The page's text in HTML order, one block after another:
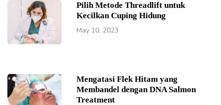
Pilih Metode Threadlift untuk
Kecilkan Cuping Hidung
May 10, 2023
Mengatasi Flek Hitam yang
Membandel dengan DNA Salmon
Treatment